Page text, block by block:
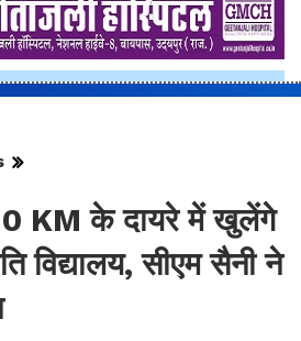
10 KM के दायरे में खुलेंगे
विद्यालय, सीएम सैनी ने